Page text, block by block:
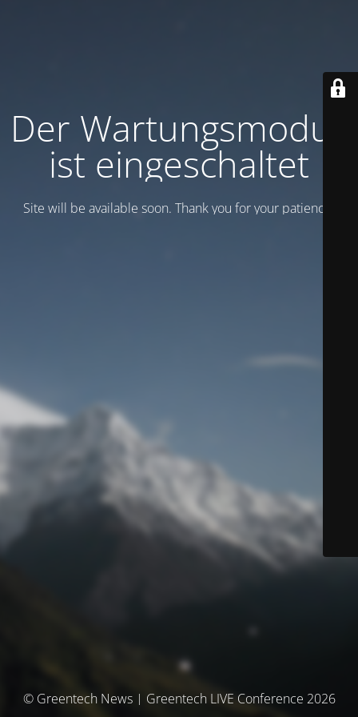
Der Wartungsmodus
ist eingeschaltet
Site will be available soon. Thank you for your patience!
© Greentech News | Greentech LIVE Conference 2026